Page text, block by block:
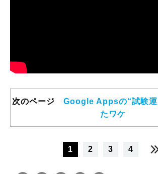
次のページ Google Appsの“試験運
たワケ
1 2 3 4